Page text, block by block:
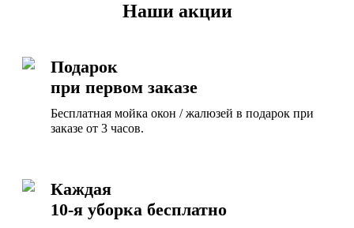
Наши акции
Подарок
при первом заказе
Бесплатная мойка окон / жалюзей в подарок при
заказе от 3 часов.
Каждая
10-я уборка бесплатно